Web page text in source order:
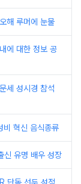
해 루머에 눈물
에 대한 정보 공
세 성시경 참석
비 혁신 음식종류
신 유명 배우 성장